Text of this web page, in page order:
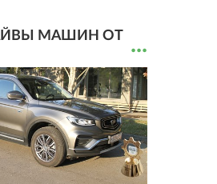
МАШИН ОТ ...